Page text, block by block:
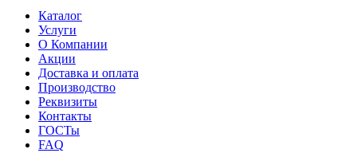
Каталог
Услуги
О Компании
Акции
Доставка и оплата
Производство
Реквизиты
Контакты
ГОСТы
FAQ